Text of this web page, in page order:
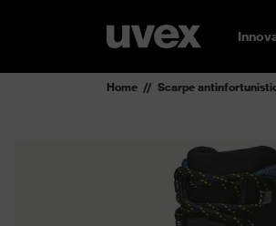
Home Scarpe